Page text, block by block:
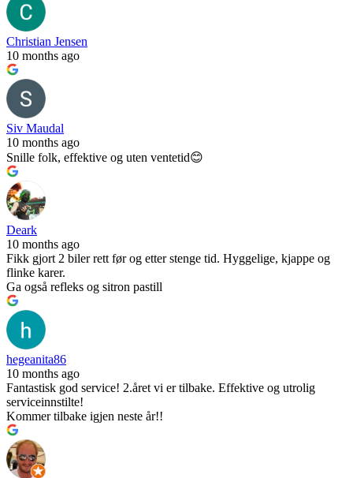
Christian Jensen
10 months ago
Siv Maudal
10 months ago
Snille folk, effektive og uten ventetid😊
Deark
10 months ago
Fikk gjort 2 biler rett før og etter stenge tid. Hyggelige, kjappe og
flinke karer.
Ga også refleks og sitron pastill
hegeanita86
10 months ago
Fantastisk god service! 2.året vi er tilbake. Effektive og utrolig
serviceinnstilte!
Kommer tilbake igjen neste år!!